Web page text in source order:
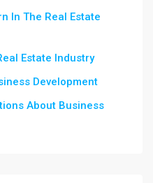
In The Real Estate
Estate Industry
Development
About Business